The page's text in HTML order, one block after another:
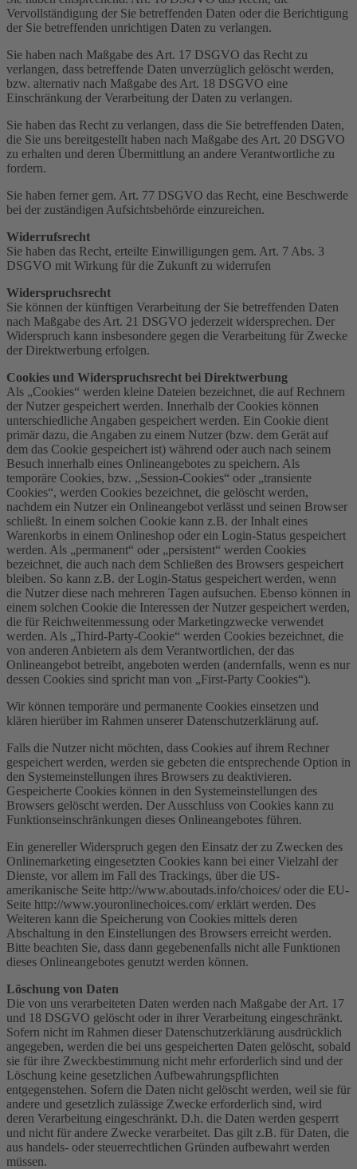
Vervollständigung der Sie betreffenden Daten oder die Berichtigung
der Sie betreffenden unrichtigen Daten zu verlangen.
Sie haben nach Maßgabe des Art. 17 DSGVO das Recht zu
verlangen, dass betreffende Daten unverzüglich gelöscht werden,
bzw. alternativ nach Maßgabe des Art. 18 DSGVO eine
Einschränkung der Verarbeitung der Daten zu verlangen.
Sie haben das Recht zu verlangen, dass die Sie betreffenden Daten,
die Sie uns bereitgestellt haben nach Maßgabe des Art. 20 DSGVO
zu erhalten und deren Übermittlung an andere Verantwortliche zu
fordern.
Sie haben ferner gem. Art. 77 DSGVO das Recht, eine Beschwerde
bei der zuständigen Aufsichtsbehörde einzureichen.
Widerrufsrecht
Sie haben das Recht, erteilte Einwilligungen gem. Art. 7 Abs. 3
DSGVO mit Wirkung für die Zukunft zu widerrufen
Widerspruchsrecht
Sie können der künftigen Verarbeitung der Sie betreffenden Daten
nach Maßgabe des Art. 21 DSGVO jederzeit widersprechen. Der
Widerspruch kann insbesondere gegen die Verarbeitung für Zwecke
der Direktwerbung erfolgen.
Cookies und Widerspruchsrecht bei Direktwerbung
Als „Cookies“ werden kleine Dateien bezeichnet, die auf Rechnern
der Nutzer gespeichert werden. Innerhalb der Cookies können
unterschiedliche Angaben gespeichert werden. Ein Cookie dient
primär dazu, die Angaben zu einem Nutzer (bzw. dem Gerät auf
dem das Cookie gespeichert ist) während oder auch nach seinem
Besuch innerhalb eines Onlineangebotes zu speichern. Als
temporäre Cookies, bzw. „Session-Cookies“ oder „transiente
Cookies“, werden Cookies bezeichnet, die gelöscht werden,
nachdem ein Nutzer ein Onlineangebot verlässt und seinen Browser
schließt. In einem solchen Cookie kann z.B. der Inhalt eines
Warenkorbs in einem Onlineshop oder ein Login-Status gespeichert
werden. Als „permanent“ oder „persistent“ werden Cookies
bezeichnet, die auch nach dem Schließen des Browsers gespeichert
bleiben. So kann z.B. der Login-Status gespeichert werden, wenn
die Nutzer diese nach mehreren Tagen aufsuchen. Ebenso können in
einem solchen Cookie die Interessen der Nutzer gespeichert werden,
die für Reichweitenmessung oder Marketingzwecke verwendet
werden. Als „Third-Party-Cookie“ werden Cookies bezeichnet, die
von anderen Anbietern als dem Verantwortlichen, der das
Onlineangebot betreibt, angeboten werden (andernfalls, wenn es nur
dessen Cookies sind spricht man von „First-Party Cookies“).
Wir können temporäre und permanente Cookies einsetzen und
klären hierüber im Rahmen unserer Datenschutzerklärung auf.
Falls die Nutzer nicht möchten, dass Cookies auf ihrem Rechner
gespeichert werden, werden sie gebeten die entsprechende Option in
den Systemeinstellungen ihres Browsers zu deaktivieren.
Gespeicherte Cookies können in den Systemeinstellungen des
Browsers gelöscht werden. Der Ausschluss von Cookies kann zu
Funktionseinschränkungen dieses Onlineangebotes führen.
Ein genereller Widerspruch gegen den Einsatz der zu Zwecken des
Onlinemarketing eingesetzten Cookies kann bei einer Vielzahl der
Dienste, vor allem im Fall des Trackings, über die US-
amerikanische Seite http://www.aboutads.info/choices/ oder die EU-
Seite http://www.youronlinechoices.com/ erklärt werden. Des
Weiteren kann die Speicherung von Cookies mittels deren
Abschaltung in den Einstellungen des Browsers erreicht werden.
Bitte beachten Sie, dass dann gegebenenfalls nicht alle Funktionen
dieses Onlineangebotes genutzt werden können.
Löschung von Daten
Die von uns verarbeiteten Daten werden nach Maßgabe der Art. 17
und 18 DSGVO gelöscht oder in ihrer Verarbeitung eingeschränkt.
Sofern nicht im Rahmen dieser Datenschutzerklärung ausdrücklich
angegeben, werden die bei uns gespeicherten Daten gelöscht, sobald
sie für ihre Zweckbestimmung nicht mehr erforderlich sind und der
Löschung keine gesetzlichen Aufbewahrungspflichten
entgegenstehen. Sofern die Daten nicht gelöscht werden, weil sie für
andere und gesetzlich zulässige Zwecke erforderlich sind, wird
deren Verarbeitung eingeschränkt. D.h. die Daten werden gesperrt
und nicht für andere Zwecke verarbeitet. Das gilt z.B. für Daten, die
aus handels- oder steuerrechtlichen Gründen aufbewahrt werden
müssen.